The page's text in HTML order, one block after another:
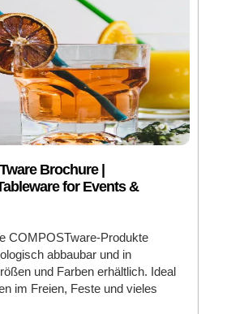
Brochure |
for Events &
COMPOSTware-Produkte
abbaubar und in
und Farben erhältlich. Ideal
im Freien, Feste und vieles